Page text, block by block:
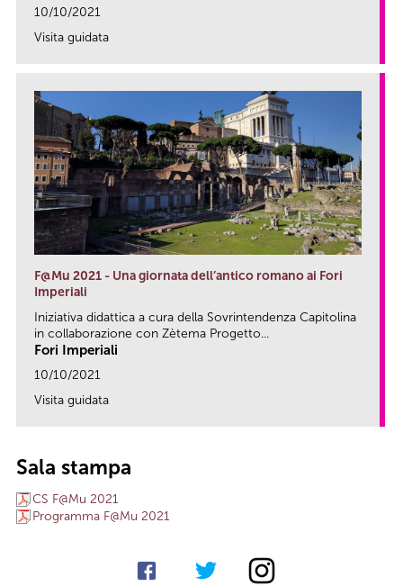
10/10/2021
Visita guidata
F@Mu 2021 - Una giornata dell’antico romano ai Fori
Imperiali
Iniziativa didattica a cura della Sovrintendenza Capitolina
in collaborazione con Zètema Progetto...
Fori Imperiali
10/10/2021
Visita guidata
Sala stampa
CS F@Mu 2021
Programma F@Mu 2021